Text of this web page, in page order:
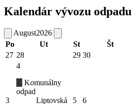
Kalendár vývozu odpadu
August2026
Po
Ut St Št
27 28 29 30
3
4
Komunálny
odpad
Liptovská
5 6